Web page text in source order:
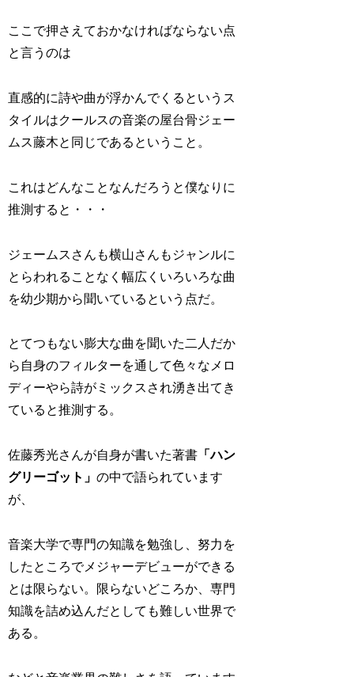
ここで押さえておかなければならない点
と言うのは
直感的に詩や曲が浮かんでくるというス
タイルはクールスの音楽の屋台骨ジェー
ムス藤木と同じであるということ。
これはどんなことなんだろうと僕なりに
推測すると・・・
ジェームスさんも横山さんもジャンルに
とらわれることなく幅広くいろいろな曲
を幼少期から聞いているという点だ。
とてつもない膨大な曲を聞いた二人だか
ら自身のフィルターを通して色々なメロ
ディーやら詩がミックスされ湧き出てき
ていると推測する。
佐藤秀光さんが自身が書いた著書 「ハン
グリーゴット」の中で語られています
が、
音楽大学で専門の知識を勉強し、努力を
したところでメジャーデビューができる
とは限らない。限らないどころか、専門
知識を詰め込んだとしても難しい世界で
ある。